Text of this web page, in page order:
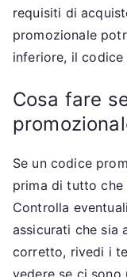
requisiti di
promozionale
inferiore, il codice
Cosa fare
Se un codice
prima di tutto che
Controlla
assicurati che sia
corretto, rivedi i